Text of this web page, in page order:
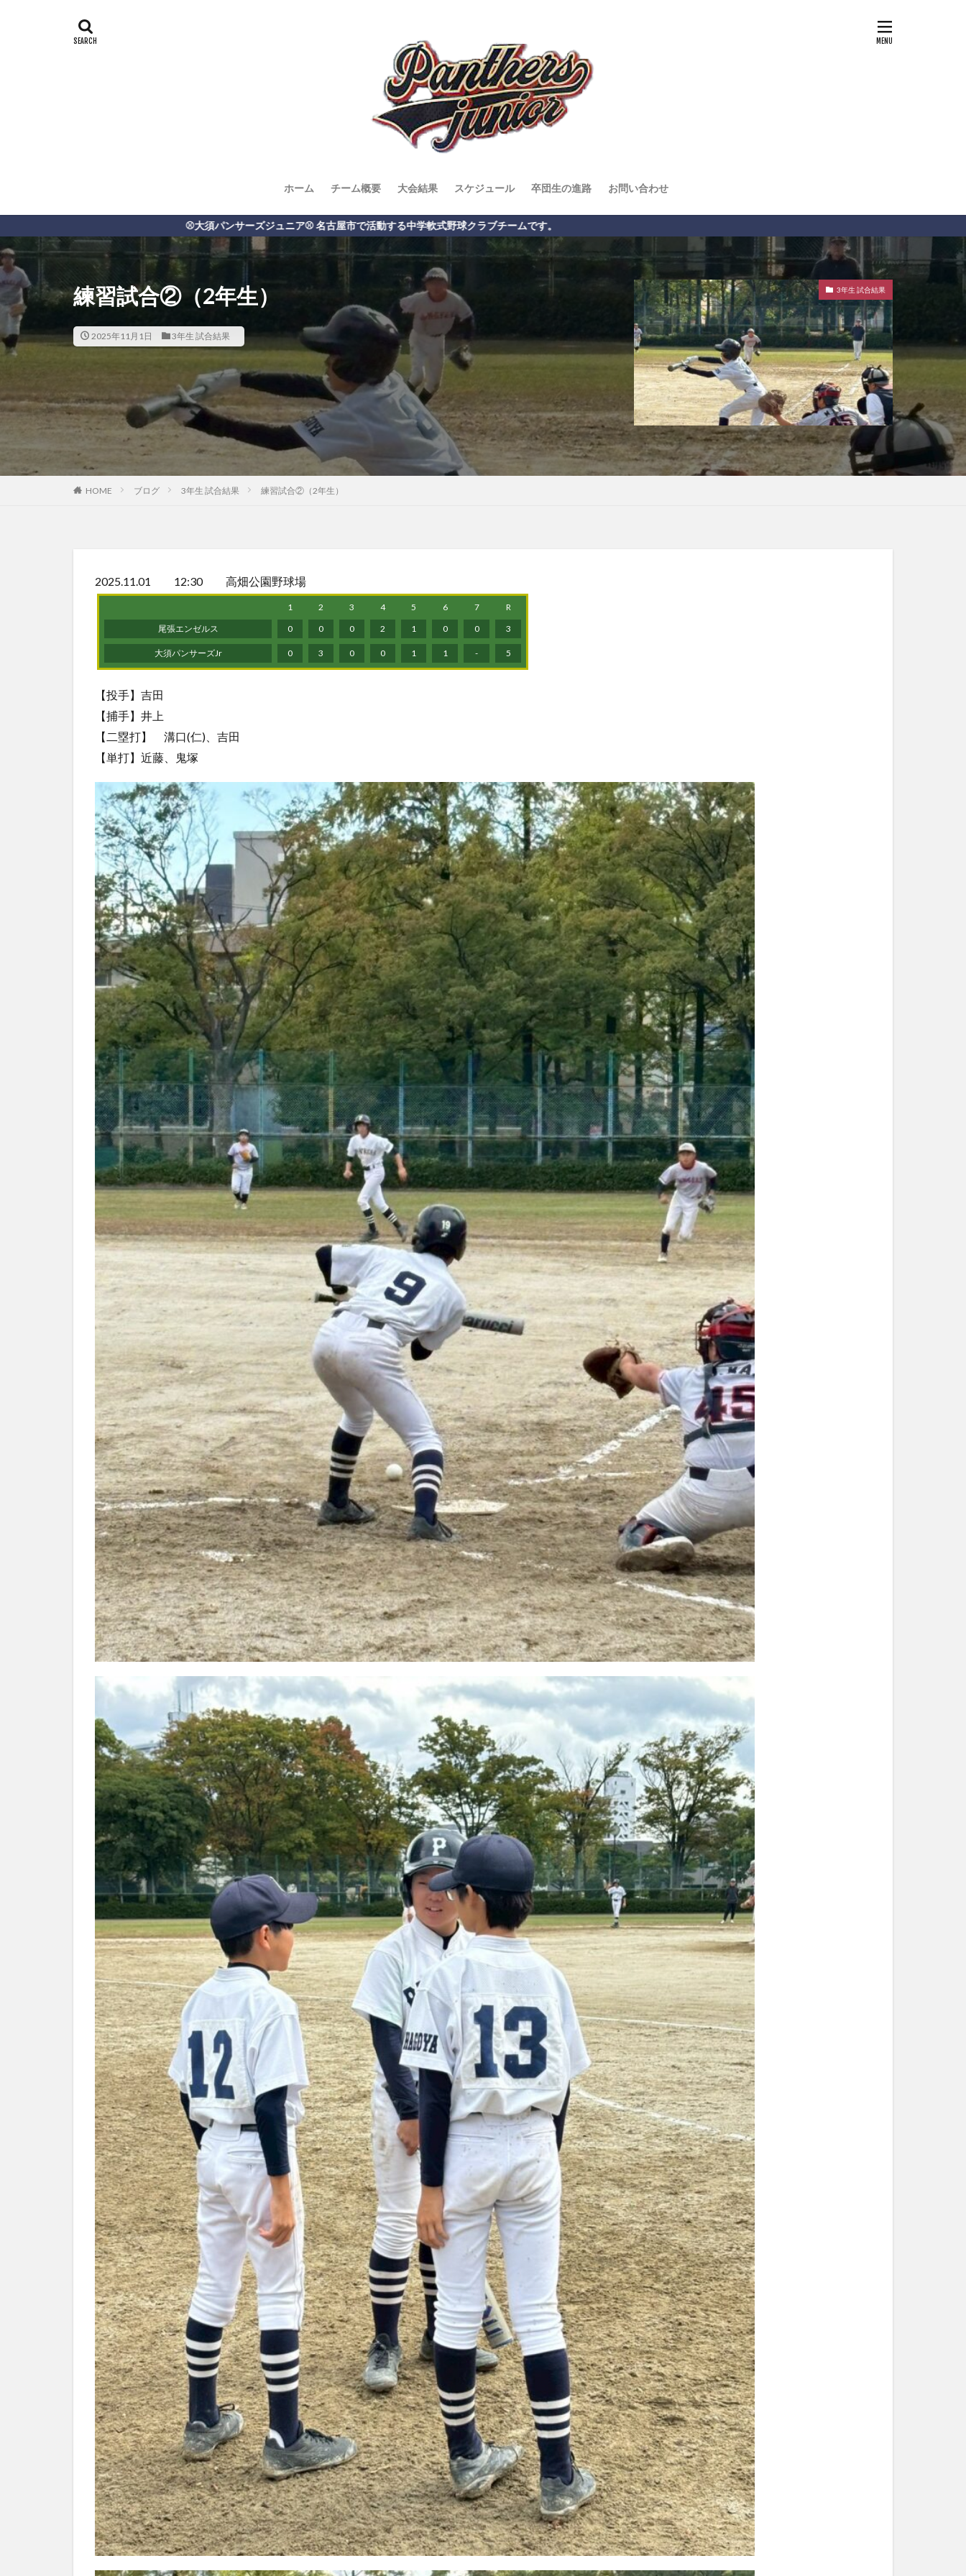
ホーム チーム概要 大会結果 スケジュール 卒団生の進路 お問い合わせ
須パンサーズジュニア⚾️ 名古屋市で活動する中学軟式野球クラブチームです。
練習試合②（2年生）
2025年11月1日 3年生 試合結果
3年生 試合結果
HOME ブログ 3年生 試合結果 練習試合②（2年生）
2025.11.01 12:30 高畑公園野球場
1 2 3 4 5 6 7
R
尾張エンゼルス
0 0 0 2 1 0 0 3
大須パンサーズJr 0 3 0 0 1 1 - 5
【投手】吉田
【捕手】井上
【二塁打】 溝口(仁)、吉田
【単打】近藤、鬼塚